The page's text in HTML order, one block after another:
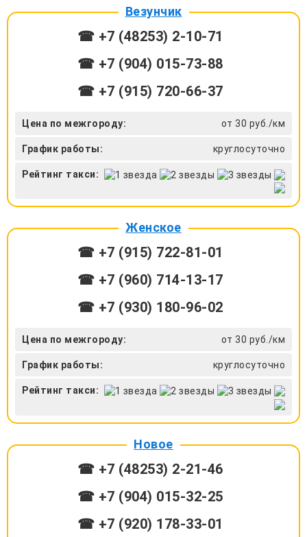
Везунчик
☎ +7 (48253) 2-10-71
☎ +7 (904) 015-73-88
☎ +7 (915) 720-66-37
Цена по межгороду: от 30 руб./км
График работы: круглосуточно
Рейтинг такси:
Женское
☎ +7 (915) 722-81-01
☎ +7 (960) 714-13-17
☎ +7 (930) 180-96-02
Цена по межгороду: от 30 руб./км
График работы: круглосуточно
Рейтинг такси:
Новое
☎ +7 (48253) 2-21-46
☎ +7 (904) 015-32-25
☎ +7 (920) 178-33-01